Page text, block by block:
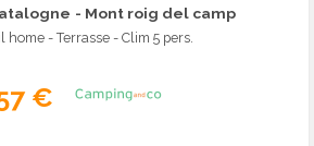
- Mont roig del camp
home - Terrasse - Clim 5 pers.
€